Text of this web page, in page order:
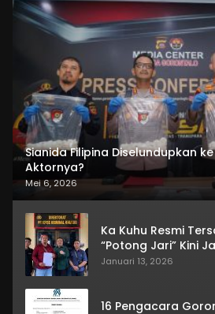
Sianida Filipina Diselundupkan
Aktornya?
Mei 6, 2026
Ka Kuhu Resmi
“Potong Jari” Kini
Januari 13, 2026
16 Pengacara